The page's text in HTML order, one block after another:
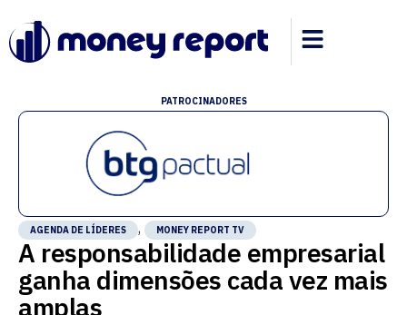
PATROCINADORES
AGENDA DE LÍDERES , MONEY REPORT TV
A responsabilidade empresarial
ganha dimensões cada vez mais
amplas